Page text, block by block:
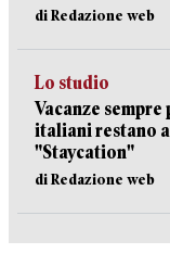
di Redazione web
Lo studio
Vacanze
italiani restano a
"Staycation"
di Redazione web